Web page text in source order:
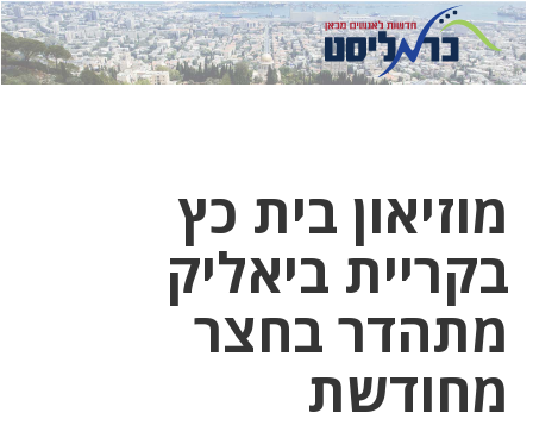
לחץ
כאן
לחץ
כדי
מוזיאון בית כץ
בקריית ביאליק
מתהדר בחצר
מחודשת